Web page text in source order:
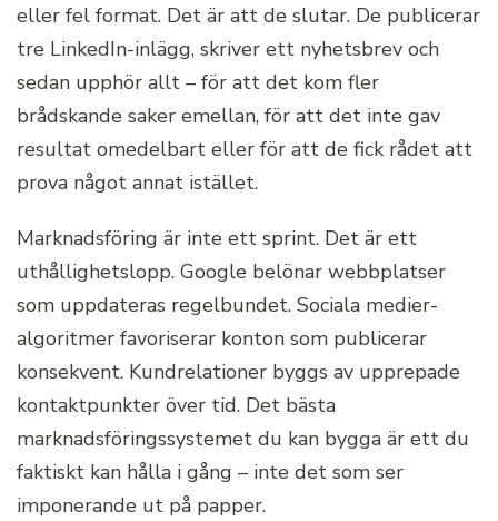
eller fel format. Det är att de slutar. De publicerar
tre LinkedIn-inlägg, skriver ett nyhetsbrev och
sedan upphör allt – för att det kom fler
brådskande saker emellan, för att det inte gav
resultat omedelbart eller för att de fick rådet att
prova något annat istället.
Marknadsföring är inte ett sprint. Det är ett
uthållighetslopp. Google belönar webbplatser
som uppdateras regelbundet. Sociala medier-
algoritmer favoriserar konton som publicerar
konsekvent. Kundrelationer byggs av upprepade
kontaktpunkter över tid. Det bästa
marknadsföringssystemet du kan bygga är ett du
faktiskt kan hålla i gång – inte det som ser
imponerande ut på papper.